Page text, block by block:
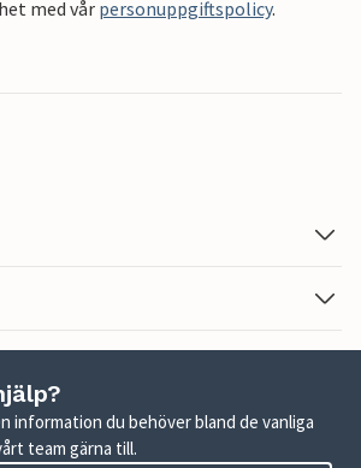
med vårpersonuppgiftspolicy.
information du behöver bland de vanliga
team gärna till.